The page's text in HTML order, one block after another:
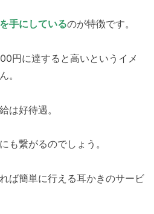
手にしているのが特徴です。
円に達すると高いというイメ
。
は好待遇。
も繋がるのでしょう。
ば簡単に行える耳かきのサービ